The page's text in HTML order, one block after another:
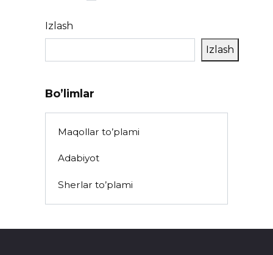
Izlash
Izlash
Bo’limlar
Maqollar to’plami
Adabiyot
Sherlar to’plami